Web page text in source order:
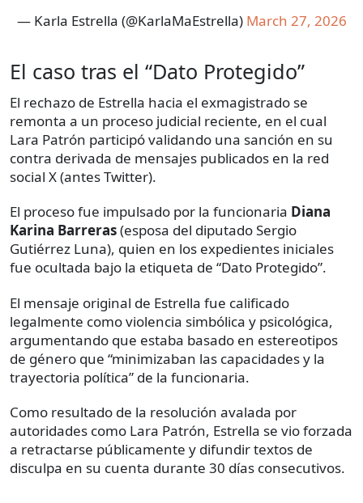
— Karla Estrella (@KarlaMaEstrella) March 27, 2026
El caso tras el “Dato Protegido”
El rechazo de Estrella hacia el exmagistrado se
remonta a un proceso judicial reciente, en el cual
Lara Patrón participó validando una sanción en su
contra derivada de mensajes publicados en la red
social X (antes Twitter).
El proceso fue impulsado por la funcionaria Diana
Karina Barreras(esposa del diputado Sergio
Gutiérrez Luna), quien en los expedientes iniciales
fue ocultada bajo la etiqueta de “Dato Protegido”.
El mensaje original de Estrella fue calificado
legalmente como violencia simbólica y psicológica,
argumentando que estaba basado en estereotipos
de género que “minimizaban las capacidades y la
trayectoria política” de la funcionaria.
Como resultado de la resolución avalada por
autoridades como Lara Patrón, Estrella se vio forzada
a retractarse públicamente y difundir textos de
disculpa en su cuenta durante 30 días consecutivos.